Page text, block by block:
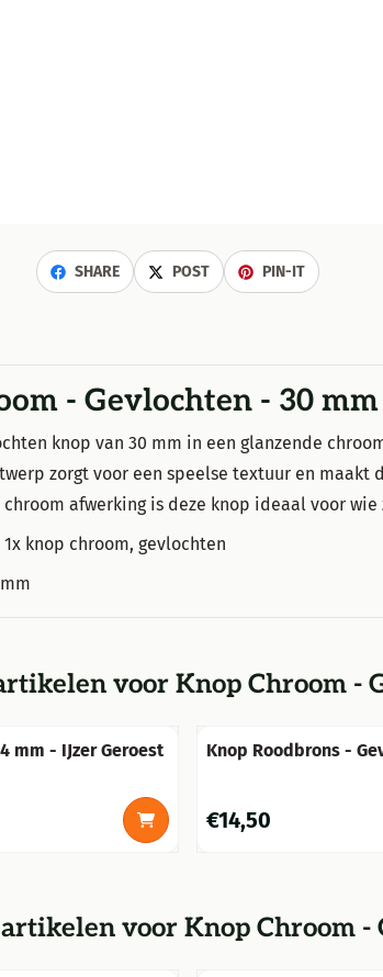
SHARE POST PIN-IT
- Gevlochten - 30 mm
knop van 30 mm in een glanzende
zorgt voor een speelse textuur en
chroom afwerking is deze knop ideaal voor
1x knop chroom, gevlochten
voorKnop Chroom -
mm - IJzer Geroest Knop Roodbrons -
Prijs: 14,50
€14,50
voorKnop Chroom -